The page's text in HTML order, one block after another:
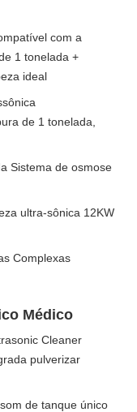
com a
1 tonelada +
ideal
de 1 tonelada,
Sistema de osmose
ultra-sônica 12KW
Complexas
Médico
Cleaner
pulverizar
de tanque único